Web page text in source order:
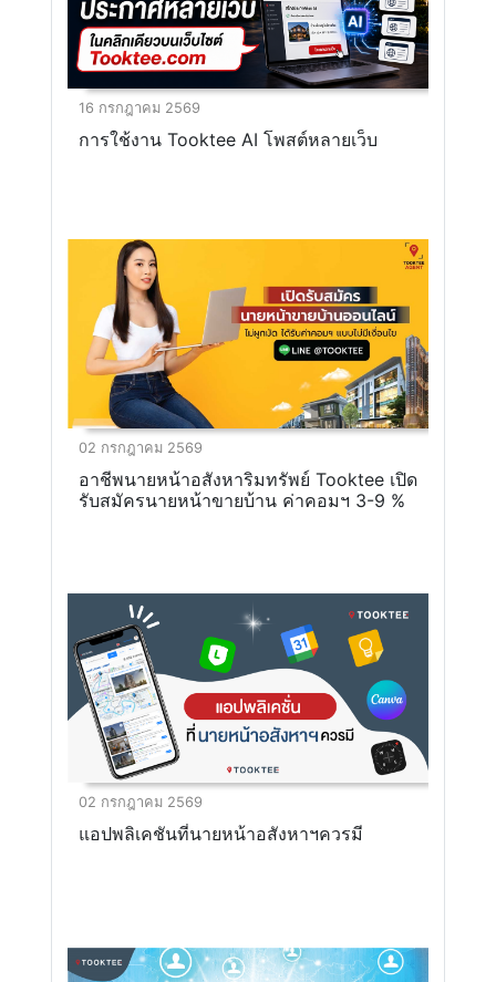
16 กรกฎาคม 2569
การใช้งาน Tooktee AI โพสต์หลายเว็บ
02 กรกฎาคม 2569
อาชีพนายหน้าอสังหาริมทรัพย์ Tooktee เปิด
รับสมัครนายหน้าขายบ้าน ค่าคอมฯ 3-9 %
02 กรกฎาคม 2569
แอปพลิเคชันที่นายหน้าอสังหาฯควรมี